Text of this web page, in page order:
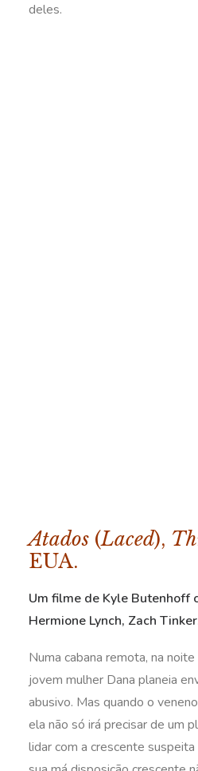
deles.
Atados (Laced),
EUA.
Um filme de Kyle Butenhoff
Hermione Lynch, Zach
Numa cabana remota, na
jovem mulher Dana planeia
abusivo. Mas quando o
ela não só irá precisar de um
lidar com a crescente